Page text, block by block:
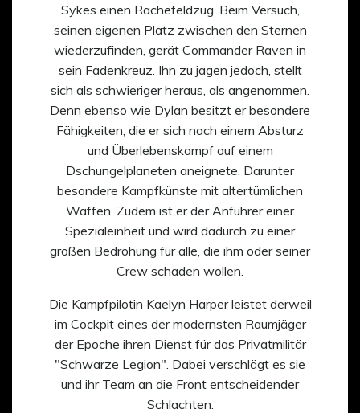
Sykes einen Rachefeldzug. Beim Versuch,
seinen eigenen Platz zwischen den Sternen
wiederzufinden, gerät Commander Raven in
sein Fadenkreuz. Ihn zu jagen jedoch, stellt
sich als schwieriger heraus, als angenommen.
Denn ebenso wie Dylan besitzt er besondere
Fähigkeiten, die er sich nach einem Absturz
und Überlebenskampf auf einem
Dschungelplaneten aneignete. Darunter
besondere Kampfkünste mit altertümlichen
Waffen. Zudem ist er der Anführer einer
Spezialeinheit und wird dadurch zu einer
großen Bedrohung für alle, die ihm oder seiner
Crew schaden wollen.
Die Kampfpilotin Kaelyn Harper leistet derweil
im Cockpit eines der modernsten Raumjäger
der Epoche ihren Dienst für das Privatmilitär
"Schwarze Legion". Dabei verschlägt es sie
und ihr Team an die Front entscheidender
Schlachten.